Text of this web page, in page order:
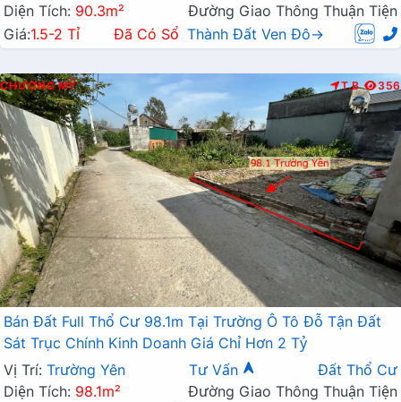
Diện Tích: 90.3m²
Đường Giao Thông Thuận Tiện
Giá:1.5-2 Tỉ Đã Có Sổ Thành Đất Ven Đô→
CHƯƠNG MỸ T.B 356
Bán Đất Full Thổ Cư 98.1m Tại Trường Ô Tô Đỗ Tận Đất
Sát Trục Chính Kinh Doanh Giá Chỉ Hơn 2 Tỷ
Vị Trí: Trường Yên Tư Vấn
Đất Thổ Cư
Diện Tích: 98.1m²
Đường Giao Thông Thuận Tiện